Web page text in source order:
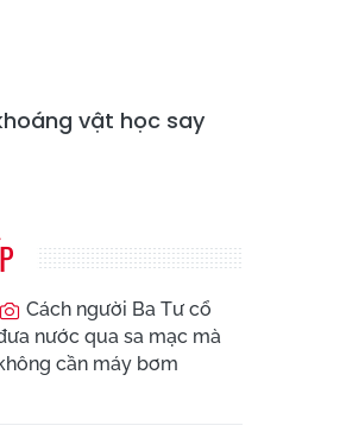
vật học say
Cách người Ba Tư cổ
nước qua sa mạc mà
cần máy bơm